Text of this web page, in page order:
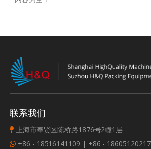
联系我们
 上海市奉贤区陈桥路1876号2幢1层
 +86 - 18516141109 | +86 - 18605120217